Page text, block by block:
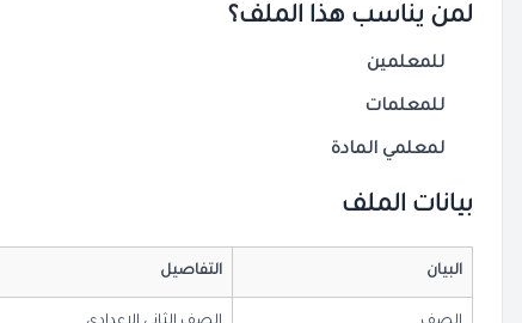
لمن يناسب هذا الملف؟
للمعلمين
للمعلمات
لمعلمي المادة
بيانات الملف
البيان التفاصيل